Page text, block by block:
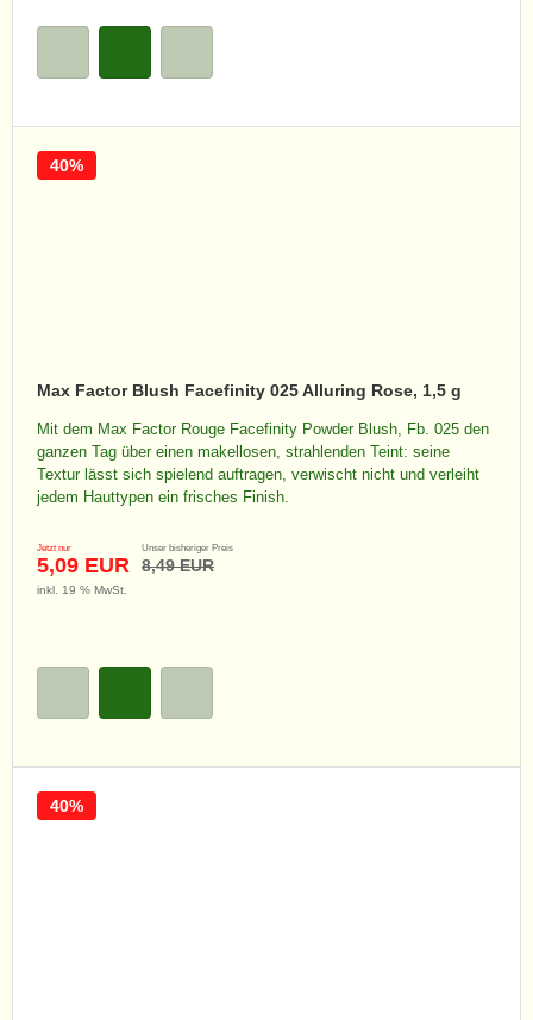
Max Factor Blush Facefinity 025 Alluring Rose, 1,5 g
Mit dem Max Factor Rouge Facefinity Powder Blush, Fb. 025 den
ganzen Tag über einen makellosen, strahlenden Teint: seine
Textur lässt sich spielend auftragen, verwischt nicht und verleiht
jedem Hauttypen ein frisches Finish.
Jetzt nur
5,09 EUR
Unser bisheriger Preis
8,49 EUR
40%
inkl. 19 % MwSt.
40%